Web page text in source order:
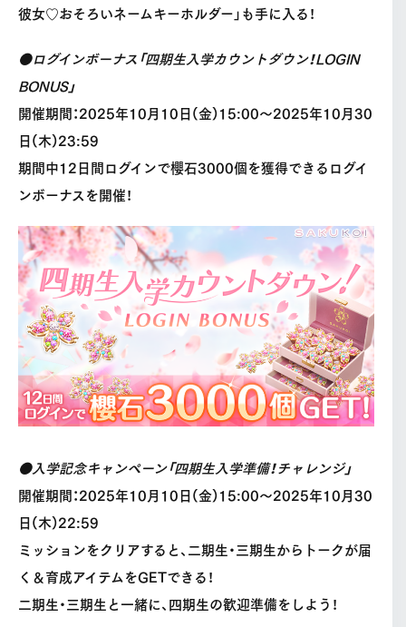
彼女♡おそろいネームキーホルダー」も手に入る！
●ログインボーナス「四期生入学カウントダウン！LOGIN
BONUS」
開催期間：2025年10月10日(金)15:00〜2025年10月30
日(木)23:59
期間中12日間ログインで櫻石3000個を獲得できるログイ
ンボーナスを開催！
●入学記念キャンペーン「四期生入学準備！チャレンジ」
開催期間：2025年10月10日(金)15:00〜2025年10月30
日(木)22:59
ミッションをクリアすると、二期生・三期生からトークが届
く＆育成アイテムをGETできる！
二期生・三期生と一緒に、四期生の歓迎準備をしよう！